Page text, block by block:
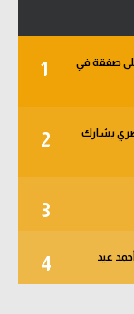
1
صفقة في
2
32.. والثلاثي المصري يشارك
3
4 عيد